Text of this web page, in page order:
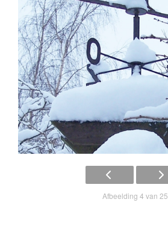
Afbeelding 4 van 25